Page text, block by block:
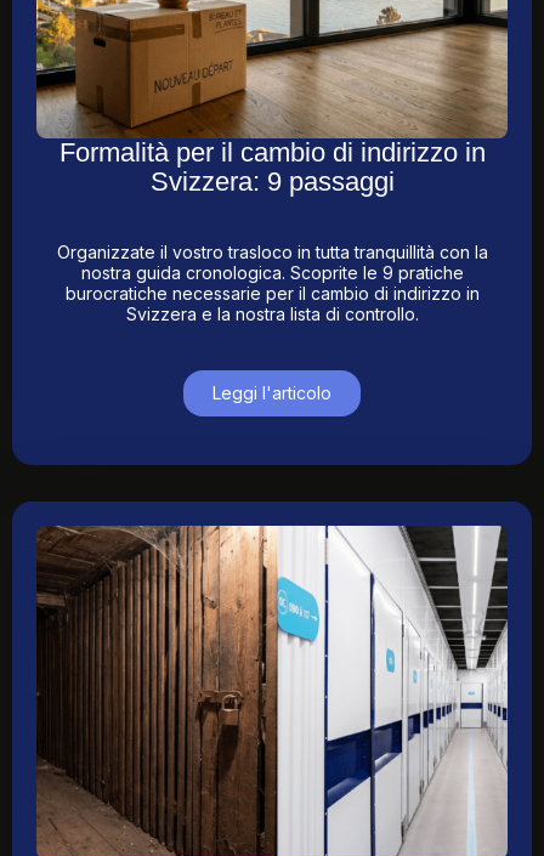
Formalità per il cambio di indirizzo in
Svizzera: 9 passaggi
Organizzate il vostro trasloco in tutta tranquillità con la
nostra guida cronologica. Scoprite le 9 pratiche
burocratiche necessarie per il cambio di indirizzo in
Svizzera e la nostra lista di controllo.
Leggi l'articolo